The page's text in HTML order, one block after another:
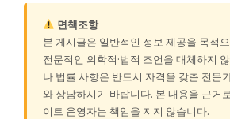
면책조항
본 게시글은 일반적인 정보 제공을 목적
전문적인 의학적·법적 조언을 대체하지
나 법률 사항은 반드시 자격을 갖춘 전문
와 상담하시기 바랍니다. 본 내용을 근거
이트 운영자는 책임을 지지 않습니다.